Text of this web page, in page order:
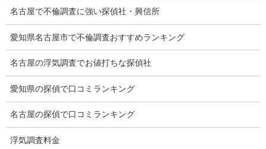
有責配偶者からの離婚
浮気をする人
探偵社の選び方
浮気度チェック
会社案内
名古屋で不倫調査に強い探偵社・興信所
愛知県名古屋市で不倫調査おすすめランキング
名古屋の浮気調査でお値打ちな探偵社
愛知県の探偵で口コミランキング
名古屋の探偵で口コミランキング
浮気調査料金